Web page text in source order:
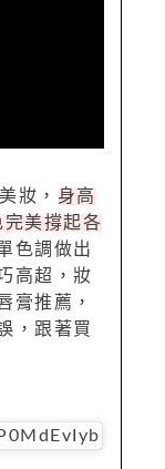
妝， 身高
美撐起各
色調做出
高超，妝
膏推薦，
，跟著買